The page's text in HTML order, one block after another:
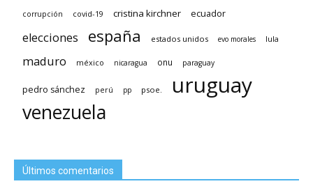
corrupción covid-19 cristina kirchner ecuador
elecciones españa estados unidos evo morales lula
maduro méxico nicaragua onu paraguay
pedro sánchez perú pp psoe. uruguay
venezuela
Últimos comentarios